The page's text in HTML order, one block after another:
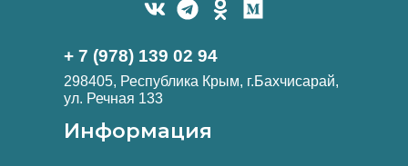
+ 7 (978) 139 02 94
298405, Республика Крым, г.Бахчисарай,
ул. Речная 133
Информация